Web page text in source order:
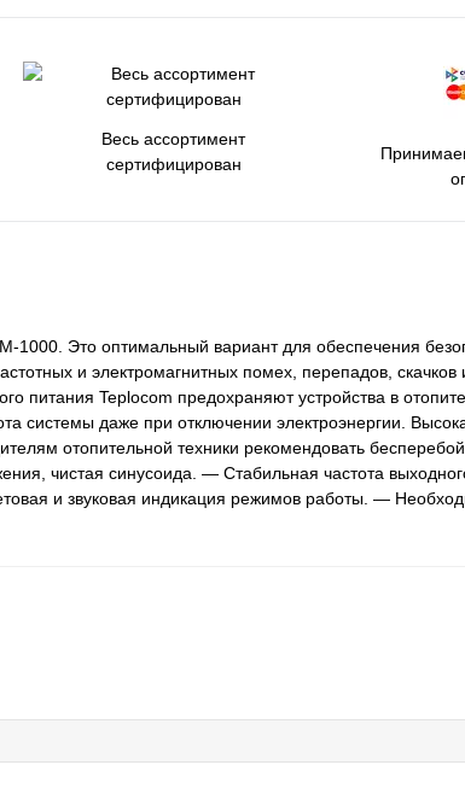
Весь ассортимент
сертифицирован
1000. Это оптимальный вариант для обеспечения
и электромагнитных помех, перепадов,
питания Teplocom предохраняют устройства в
системы даже при отключении электроэнергии.
отопительной техники рекомендовать
чистая синусоида. — Стабильная частота
и звуковая индикация режимов работы. —